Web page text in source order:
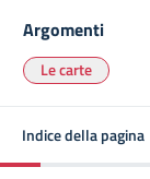
Argomenti
Le carte
Indice della pagina